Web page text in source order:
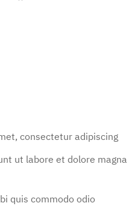
consectetur adipiscing
ut labore et dolore magna
quis commodo odio